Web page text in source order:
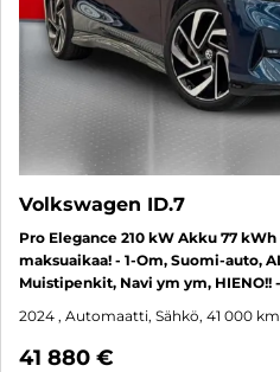
Volkswagen ID.7
Pro Elegance 210 kW Akku 77
maksuaikaa! - 1-Om, Suomi-auto,
Muistipenkit, Navi ym ym, HIENO!!
2024 , Automaatti, Sähkö, 41 000 km
41 880 €